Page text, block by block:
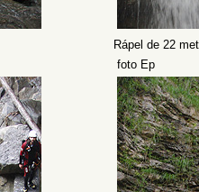
Rápel de 22
foto Ep